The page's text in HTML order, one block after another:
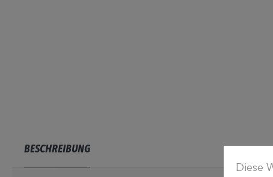
BESCHREIBUNG
Diese